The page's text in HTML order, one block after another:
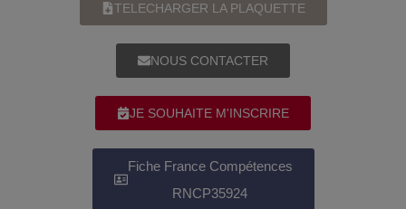
TELECHARGER LA PLAQUETTE
NOUS CONTACTER
JE SOUHAITE M'INSCRIRE
Fiche France Compétences
RNCP35924